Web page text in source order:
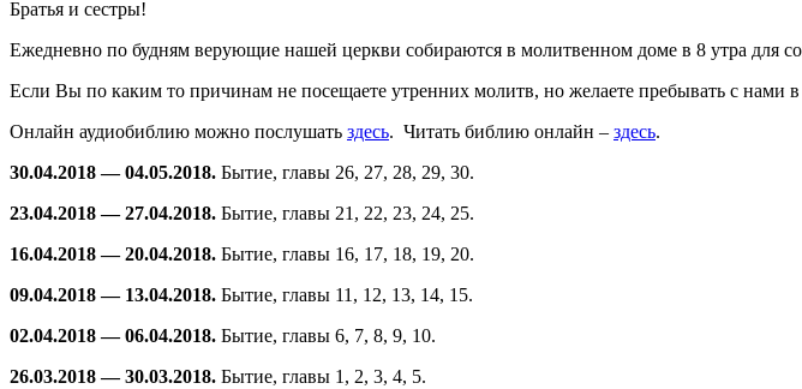
Братья и сестры!
Ежедневно по будням верующие нашей церкви собираются в молитвенном доме в 8 утра для
Если Вы по каким то причинам не посещаете утренних молитв, но желаете пребывать с
Онлайн аудиобиблию можно послушать здесь. Читать библию онлайн – здесь.
30.04.2018 — 04.05.2018. Бытие, главы 26, 27, 28, 29, 30.
23.04.2018 — 27.04.2018. Бытие, главы 21, 22, 23, 24, 25.
16.04.2018 — 20.04.2018. Бытие, главы 16, 17, 18, 19, 20.
09.04.2018 — 13.04.2018. Бытие, главы 11, 12, 13, 14, 15.
02.04.2018 — 06.04.2018. Бытие, главы 6, 7, 8, 9, 10.
26.03.2018 — 30.03.2018. Бытие, главы 1, 2, 3, 4, 5.